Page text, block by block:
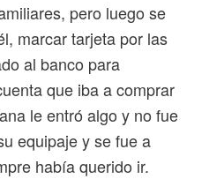
pero luego se
marcar tarjeta por las
al banco para
que iba a comprar
le entró algo y no fue
equipaje y se fue a
había querido ir.